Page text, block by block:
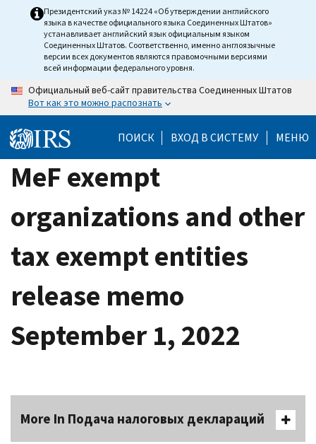
Президентский указ № 14224 «Об утверждении английского
языка в качестве официального языка Соединенных Штатов»
устанавливает английский язык официальным языком
Соединенных Штатов. Соответственно, именно англоязычные
версии всех документов являются правомочными версиями
всей информации федерального уровня.
Официальный веб-сайт правительства Соединенных Штатов
Вот как это можно распознать
ПОИСК ВХОД В СИСТЕМУ МЕНЮ
MeF exempt
organizations and other
tax exempt entities
release memo
September 1, 2022
More In Подача налоговых деклараций